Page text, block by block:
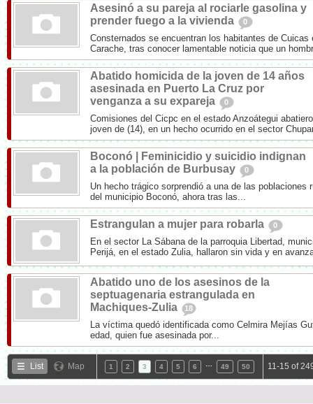
Asesinó a su pareja al rociarle gasolina y
prender fuego a la vivienda
0
Consternados se encuentran los habitantes de Cuicas
Carache, tras conocer lamentable noticia que un
Abatido homicida de la joven de 14 años
asesinada en Puerto La Cruz por
venganza a su expareja
0
Comisiones del Cicpc en el estado Anzoátegui
joven de (14), en un hecho ocurrido en el sector
Boconó | Feminicidio y suicidio indignan
a la población de Burbusay
0
Un hecho trágico sorprendió a una de las poblaciones
del municipio Boconó, ahora tras las...
Estrangulan a mujer para robarla 0
En el sector La Sábana de la parroquia Libertad,
Perijá, en el estado Zulia, hallaron sin vida y en
Abatido uno de los asesinos de la
septuagenaria estrangulada en
Machiques-Zulia
18
La víctima quedó identificada como Celmira Mejías
edad, quien fue asesinada por...
List Map 1 2 3 4 5 6 49 50 11-15 of